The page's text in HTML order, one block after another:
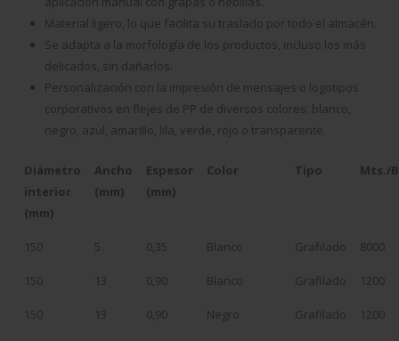
Material ligero, lo que facilita su traslado por todo el almacén.
Se adapta a la morfología de los productos, incluso los más
delicados, sin dañarlos.
Personalización con la impresión de mensajes o logotipos
corporativos en flejes de PP de diversos colores: blanco,
negro, azul, amarillo, lila, verde, rojo o transparente.
Diámetro
interior
(mm)
Ancho
(mm)
Espesor
(mm)
Color Tipo Mts./
150 5 0,35 Blanco Grafilado 8000
150 13 0,90 Blanco Grafilado 1200
150 13 0,90 Negro Grafilado 1200